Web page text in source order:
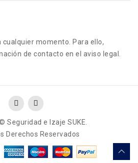
cualquier momento. Para ello,
de contacto en el aviso legal.
Seguridad e Izaje SUKE.
Derechos Reservados